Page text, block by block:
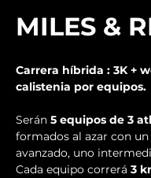
MILES &
Carrera híbrida : 3K +
calistenia por equipos.
Serán 5 equipos de 3
formados al azar con
avanzado, uno
Cada equipo correrá 3